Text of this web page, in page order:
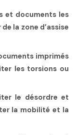
et documents les
la zone d’assise
imprimés
les torsions ou
le désordre et
la mobilité et la